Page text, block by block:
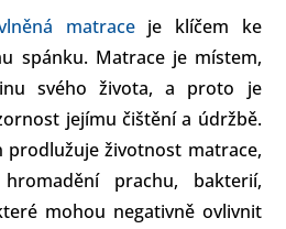
matraceje klíčem ke
spánku. Matrace je místem,
svého života, a proto je
jejímu čištění a údržbě.
prodlužuje životnost matrace,
prachu, bakterií,
mohou negativně ovlivnit